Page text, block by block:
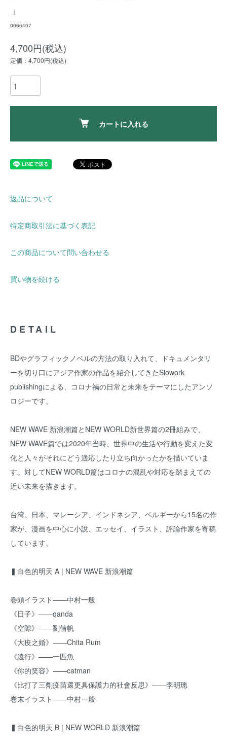
」
0066407
4,700円(税込)
定価：4,700円(税込)
カートに入れる
返品について
特定商取引法に基づく表記
この商品について問い合わせる
買い物を続ける
DETAIL
BDやグラフィックノベルの方法の取り入れて、ドキュメンタリ
ーを切り口にアジア作家の作品を紹介してきたSlowork
publishingによる、コロナ禍の日常と未来をテーマにしたアンソ
ロジーです。
NEW WAVE 新浪潮篇とNEW WORLD新世界篇の2冊組みで、
NEW WAVE篇では2020年当時、世界中の生活や行動を変えた変
化と人々がそれにどう適応したり立ち向かったかを描いていま
す。対してNEW WORLD篇はコロナの混乱や対応を踏まえての
近い未来を描きます。
台湾、日本、マレーシア、インドネシア、ベルギーから15名の作
家が、漫画を中心に小說、エッセイ、イラスト、評論作家を寄稿
しています。
▍白色的明天 A | NEW WAVE 新浪潮篇
巻頭イラスト——中村一般
《日子》——qanda
《空隙》——劉倩帆
《大疫之婚》——Chita Rum
《遠行》——一匹魚
《你的笑容》——catman
《比打了三劑疫苗還更具保護力的社會反思》——李明璁
巻末イラスト——中村一般
▍白色的明天 B | NEW WORLD 新浪潮篇